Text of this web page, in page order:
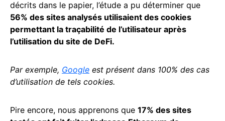
décrits dans le papier, l’étude a pu déterminer que
56% des sites analysés utilisaient des cookies
permettant la traçabilité de l’utilisateur après
l’utilisation du site de DeFi.
Par exemple, Google est présent dans 100% des cas
d’utilisation de tels cookies.
Pire encore, nous apprenons que 17% des sites